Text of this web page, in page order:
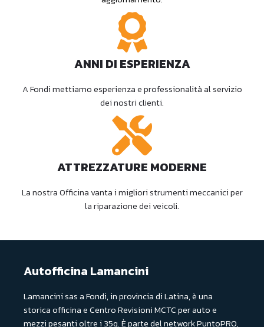
ANNI DI ESPERIENZA
A Fondi mettiamo esperienza e professionalità al servizio
dei nostri clienti.
ATTREZZATURE MODERNE
La nostra Officina vanta i migliori strumenti meccanici per
la riparazione dei veicoli.
Autofficina Lamancini
Lamancini sas a Fondi, in provincia di Latina, è una
storica officina e Centro Revisioni MCTC per auto e
mezzi pesanti oltre i 35q. È parte del network PuntoPRO,